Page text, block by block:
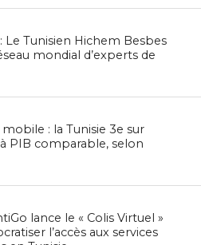
Le Tunisien Hichem Besbes
mondial d’experts de
: la Tunisie 3e sur
PIB comparable, selon
lance le « Colis Virtuel »
l’accès aux services